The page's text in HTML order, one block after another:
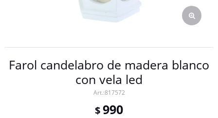
Farol candelabro de madera blanco
con vela led
817572
$990